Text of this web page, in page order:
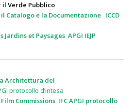
il Verde Pubblico
Catalogo e la Documentazione
ICCD
Jardins et Paysages APGI IEJP
Architettura del
protocollo d’intesa
Commissions IFC APGI protocollo